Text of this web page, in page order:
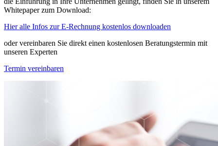
Whitepaper zum Download:
Hier alle Infos zur E-Rechnung kostenlos downloaden
oder vereinbaren Sie direkt einen kostenlosen Beratungstermin mit
unseren Experten
Termin vereinbaren